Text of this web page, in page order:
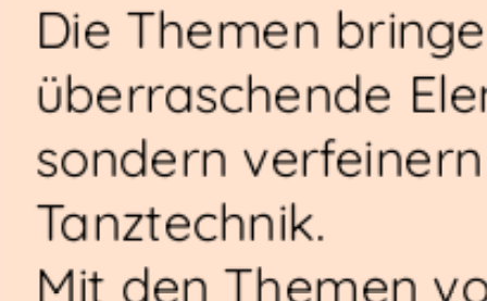
Die Themen
überraschende
sondern
Tanztechnik.
Mit den Themen